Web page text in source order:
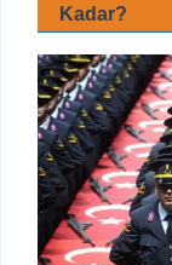
Kadar?